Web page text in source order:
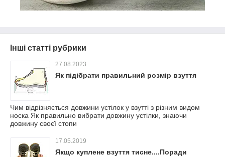
Інші статті рубрики
27.08.2023
Як підібрати правильний розмір взуття
Чим відрізняється довжини устілок у взутті з різним видом
носка Як правильно вибрати довжину устілки, знаючи
довжину своєї стопи
17.05.2019
Якщо куплене взуття тисне....Поради